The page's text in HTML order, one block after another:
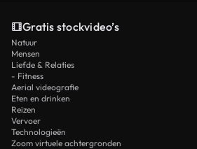
Gratis stockvideo’s
Natuur
Mensen
Liefde & Relaties
- Fitness
Aerial videografie
Eten en drinken
Reizen
Vervoer
Technologieën
Zoom virtuele achtergronden